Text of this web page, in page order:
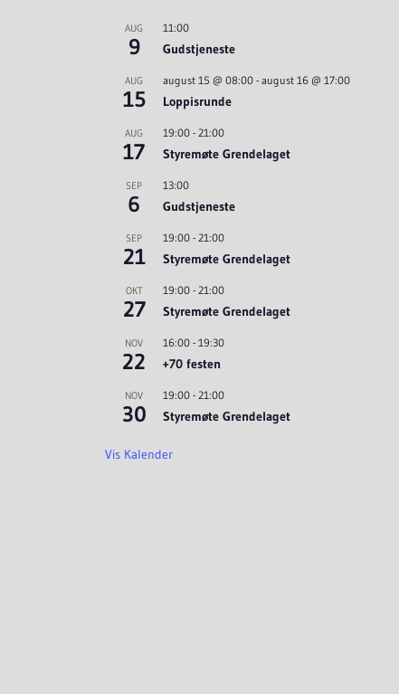
AUG
9
11:00
Gudstjeneste
AUG
15
august 15 @ 08:00 - august 16 @ 17:00
Loppisrunde
AUG
17
19:00 - 21:00
Styremøte Grendelaget
SEP
6
13:00
Gudstjeneste
SEP
21
19:00 - 21:00
Styremøte Grendelaget
OKT
27
19:00 - 21:00
Styremøte Grendelaget
NOV
22
16:00 - 19:30
+70 festen
NOV
30
19:00 - 21:00
Styremøte Grendelaget
Vis Kalender